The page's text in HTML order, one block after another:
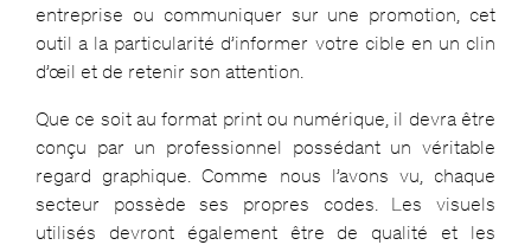
entreprise ou communiquer sur une promotion, cet
outil a la particularité d’informer votre cible en un clin
d’œil et de retenir son attention.
Que ce soit au format print ou numérique, il devra être
conçu par un professionnel possédant un véritable
regard graphique. Comme nous l’avons vu, chaque
secteur possède ses propres codes. Les visuels
utilisés devront également être de qualité et les